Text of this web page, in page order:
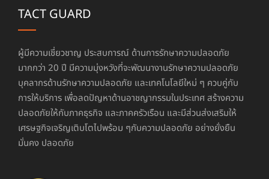
TACT GUARD
ผู้มีความเชี่ยวชาญ ประสบการณ์ ด้านการรักษาความปลอดภัย
มากกว่า 20 ปี มีความมุ่งหวังที่จะพัฒนางานรักษาความปลอดภัย
บุคลากรด้านรักษาความปลอดภัย และเทคโนโลยีใหม่ ๆ ควบคู่กับ
การให้บริการ เพื่อลดปัญหาด้านอาชญากรรมในประเทศ สร้างความ
ปลอดภัยให้กับภาคธุรกิจ และภาคครัวเรือน และมีส่วนส่งเสริมให้
เศรษฐกิจเจริญเติบโตไปพร้อม ๆกับความปลอดภัย อย่างยั่งยืน
มั่นคง ปลอดภัย